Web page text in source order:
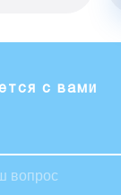
с вами